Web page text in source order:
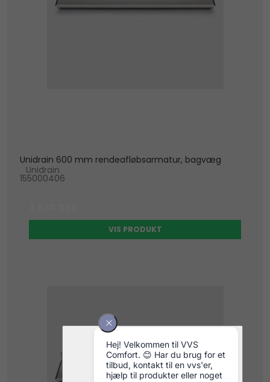
Unidrain 600 mm rendeafløbsarmatur, bagvæg
Unidrain
155000406
VIS PRODUKT